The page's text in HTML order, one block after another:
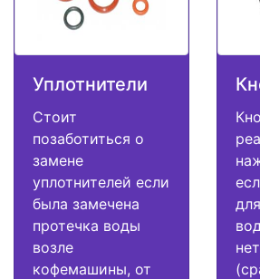
Уплотнители
Стоит
позаботиться о
замене
уплотнителей если
была замечена
протечка воды
возле
кофемашины, от